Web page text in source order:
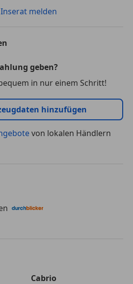
Inserat melden
geben?
in nur einem Schritt!
hinzufügen
von lokalen Händlern
durchblicker.at
Cabrio